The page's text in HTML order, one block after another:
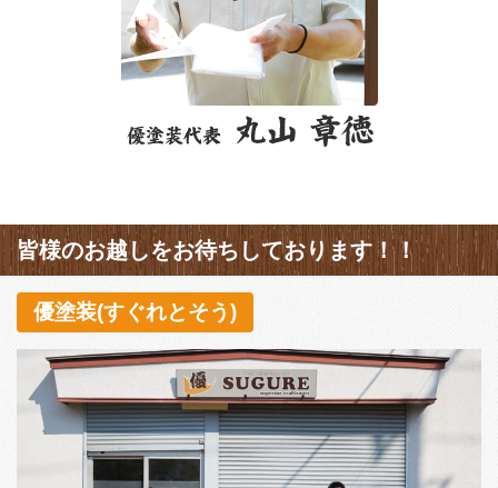
皆様のお越しをお待ちしております！！
優塗装(すぐれとそう)